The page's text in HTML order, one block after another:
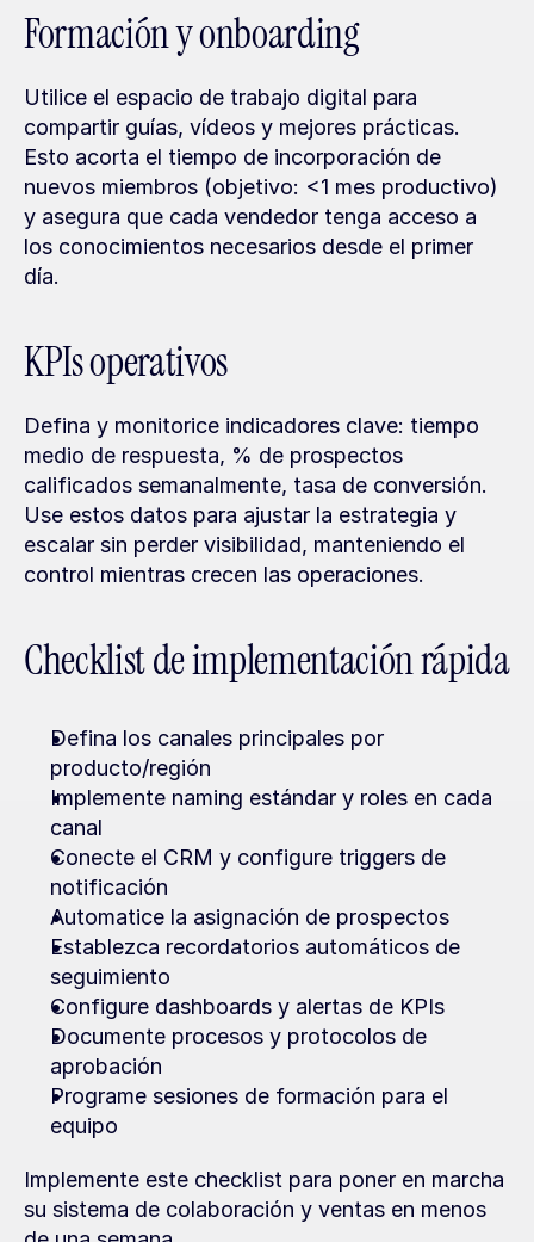
Formación y onboarding
Utilice el espacio de trabajo digital para
compartir guías, vídeos y mejores prácticas.
Esto acorta el tiempo de incorporación de
nuevos miembros (objetivo: <1 mes productivo)
y asegura que cada vendedor tenga acceso a
los conocimientos necesarios desde el primer
día.
KPIs operativos
Defina y monitorice indicadores clave: tiempo
medio de respuesta, % de prospectos
calificados semanalmente, tasa de conversión.
Use estos datos para ajustar la estrategia y
escalar sin perder visibilidad, manteniendo el
control mientras crecen las operaciones.
Checklist de implementación rápida
Defina los canales principales por
producto/región
Implemente naming estándar y roles en cada
canal
Conecte el CRM y configure triggers de
notificación
Automatice la asignación de prospectos
Establezca recordatorios automáticos de
seguimiento
Configure dashboards y alertas de KPIs
Documente procesos y protocolos de
aprobación
Programe sesiones de formación para el
equipo
Implemente este checklist para poner en marcha
su sistema de colaboración y ventas en menos